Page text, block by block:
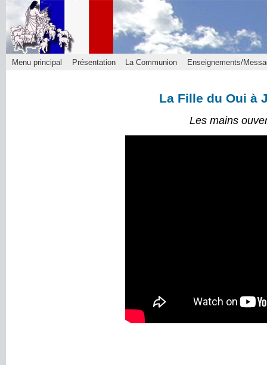
Menu principal Présentation La Communion Enseignements/
La Fille du Oui à
Les mains